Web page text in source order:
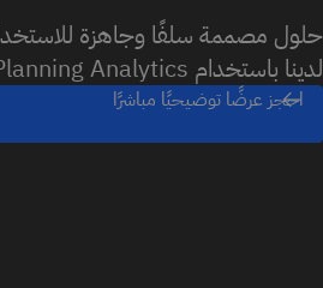
حلول مصممة سلفًا وجاهزة
لدينا باستخدام IBM Planning Analytics
احجز عرضًا توضيحيًا مباشرًا